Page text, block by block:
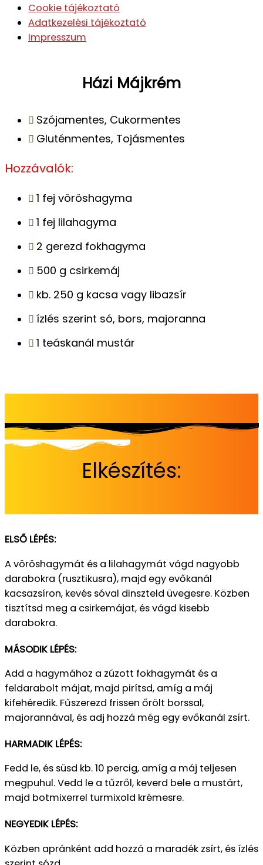
Cookie tájékoztató
Adatkezelési tájékoztató
Impresszum
Házi Májkrém
Szójamentes, Cukormentes
Gluténmentes, Tojásmentes
Hozzávalók:
1 fej vöröshagyma
1 fej lilahagyma
2 gerezd fokhagyma
500 g csirkemáj
kb. 250 g kacsa vagy libazsír
ízlés szerint só, bors, majoranna
1 teáskanál mustár
Elkészítés:
ELSŐ LÉPÉS:
A vöröshagymát és a lilahagymát vágd nagyobb
darabokra (rusztikusra), majd egy evőkanál
kacsazsíron, kevés sóval dinszteld üvegesre. Közben
tisztítsd meg a csirkemájat, és vágd kisebb
darabokra.
MÁSODIK LÉPÉS:
Add a hagymához a zúzott fokhagymát és a
feldarabolt májat, majd pirítsd, amíg a máj
kifehéredik. Fűszerezd frissen őrölt borssal,
majorannával, és adj hozzá még egy evőkanál zsírt.
HARMADIK LÉPÉS:
Fedd le, és süsd kb. 10 percig, amíg a máj teljesen
megpuhul.Vedd le a tűzről, keverd bele a mustárt,
majd botmixerrel turmixold krémesre.
NEGYEDIK LÉPÉS:
Közben apránként add hozzá a maradék zsírt, és ízlés